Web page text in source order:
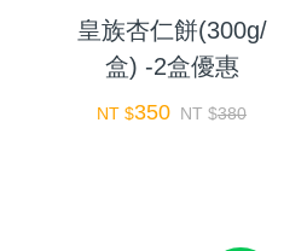
皇族杏仁餅(300g/
盒) -2盒優惠
NT $350 NT $380